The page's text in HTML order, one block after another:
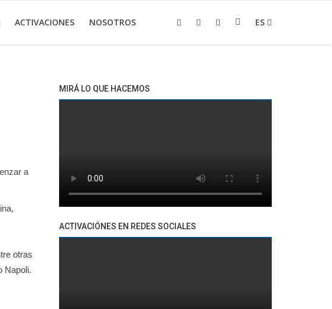
ACTIVACIONES NOSOTROS ES
a
otras
Napoli.
MIRÁ LO QUE HACEMOS
ACTIVACIÓNES EN REDES SOCIALES